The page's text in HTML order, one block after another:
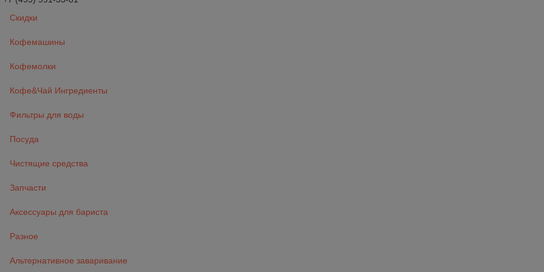
Скидки
Кофемашины
Кофемолки
Кофе&Чай Ингредиенты
Фильтры для воды
Посуда
Чистящие средства
Запчасти
Аксессуары для бариста
Разное
Альтернативное заваривание